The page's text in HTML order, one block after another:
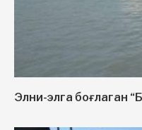
Элни-элга боғлаган